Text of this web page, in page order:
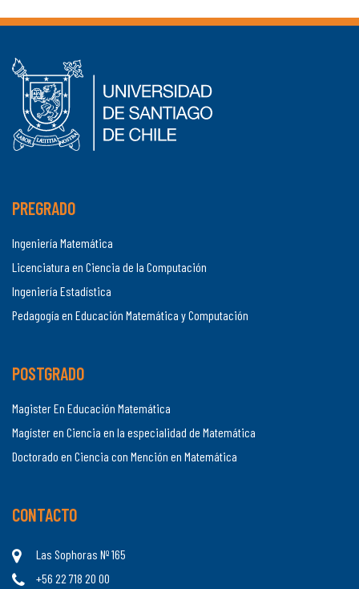
PREGRADO
Ingeniería Matemática
Licenciatura en Ciencia de la Computación
Ingeniería Estadística
Pedagogía en Educación Matemática y Computación
POSTGRADO
Magister En Educación Matemática
Magíster en Ciencia en la especialidad de Matemática
Doctorado en Ciencia con Mención en Matemática
CONTACTO
Las Sophoras Nº 165
+56 22 718 20 00